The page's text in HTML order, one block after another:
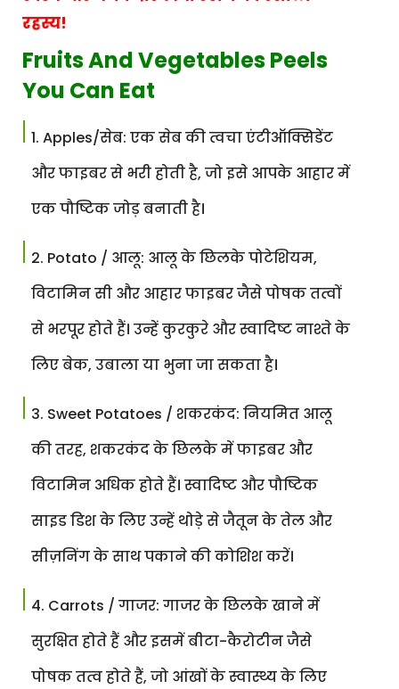
रहस्य!
Fruits And Vegetables Peels
You Can Eat
Apples/सेब: एक सेब की त्वचा एंटीऑक्सिडेंट
और फाइबर से भरी होती है, जो इसे आपके आहार में
एक पौष्टिक जोड़ बनाती है।
Potato / आलू: आलू के छिलके पोटेशियम,
विटामिन सी और आहार फाइबर जैसे पोषक तत्वों
से भरपूर होते हैं। उन्हें कुरकुरे और स्वादिष्ट नाश्ते के
लिए बेक, उबाला या भुना जा सकता है।
Sweet Potatoes / शकरकंद: नियमित आलू
की तरह, शकरकंद के छिलके में फाइबर और
विटामिन अधिक होते हैं। स्वादिष्ट और पौष्टिक
साइड डिश के लिए उन्हें थोड़े से जैतून के तेल और
सीज़निंग के साथ पकाने की कोशिश करें।
Carrots / गाजर: गाजर के छिलके खाने में
सुरक्षित होते हैं और इसमें बीटा-कैरोटीन जैसे
पोषक तत्व होते हैं, जो आंखों के स्वास्थ्य के लिए